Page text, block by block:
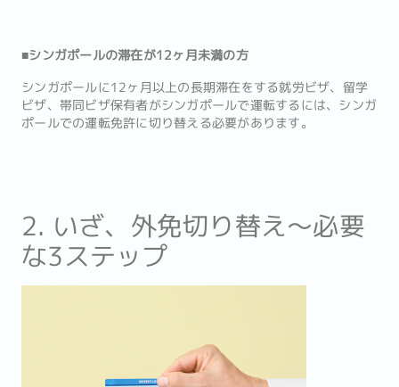
■シンガポールの滞在が12ヶ月未満の方
シンガポールに12ヶ月以上の長期滞在をする就労ビザ、留学
ビザ、帯同ビザ保有者がシンガポールで運転するには、シンガ
ポールでの運転免許に切り替える必要があります。
2. いざ、外免切り替え〜必要
な3ステップ